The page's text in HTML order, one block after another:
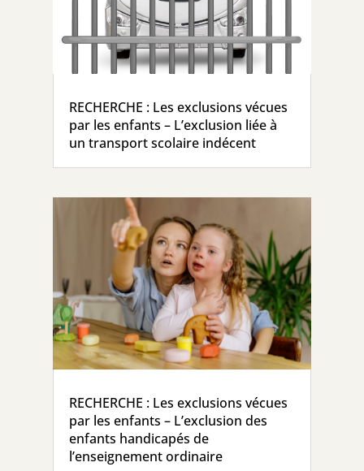
RECHERCHE : Les exclusions vécues
par les enfants – L’exclusion liée à
un transport scolaire indécent
RECHERCHE : Les exclusions vécues
par les enfants – L’exclusion des
enfants handicapés de
l’enseignement ordinaire